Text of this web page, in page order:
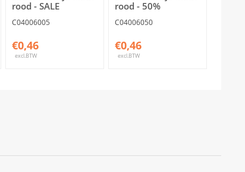
rood - SALE
C04006005
€0,46
excl.BTW
rood - 50%
C04006050
€0,46
excl.BTW